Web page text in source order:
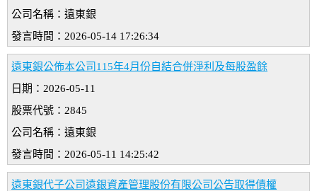
公司名稱：遠東銀
發言時間：2026-05-14 17:26:34
遠東銀公佈本公司115年4月份自結合併淨利及每股盈餘
日期：2026-05-11
股票代號：2845
公司名稱：遠東銀
發言時間：2026-05-11 14:25:42
遠東銀代子公司遠銀資產管理股份有限公司公告取得債權